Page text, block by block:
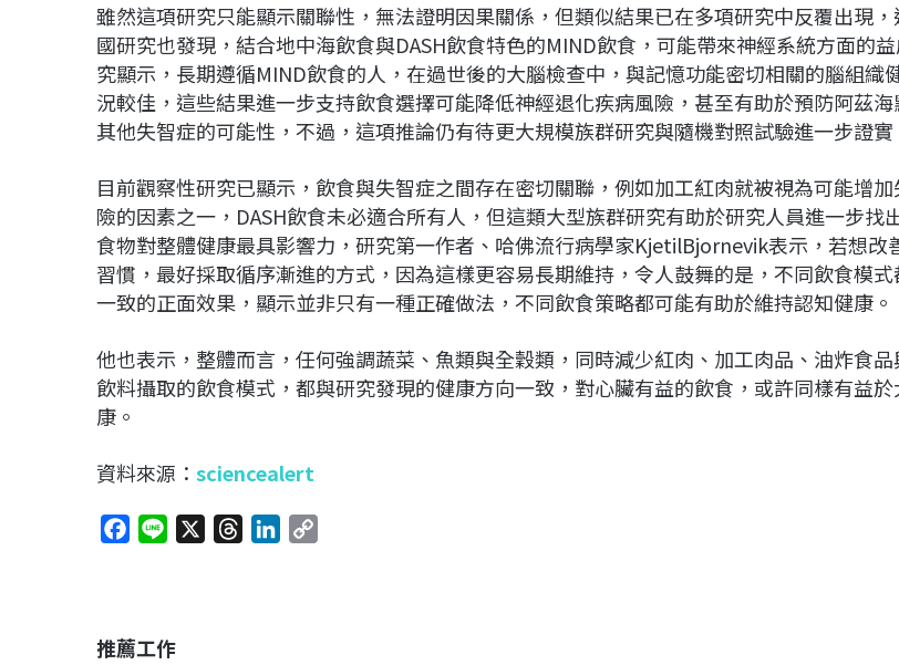
雖然這項研究只能顯示關聯性，無法證明因果關係，但類似結果已在多項研究中反覆出現，
國研究也發現，結合地中海飲食與DASH飲食特色的MIND飲食，可能帶來神經系統方面的
究顯示，長期遵循MIND飲食的人，在過世後的大腦檢查中，與記憶功能密切相關的腦組織
況較佳，這些結果進一步支持飲食選擇可能降低神經退化疾病風險，甚至有助於預防阿茲海
其他失智症的可能性，不過，這項推論仍有待更大規模族群研究與隨機對照試驗進一步證實
目前觀察性研究已顯示，飲食與失智症之間存在密切關聯，例如加工紅肉就被視為可能增加
險的因素之一，DASH飲食未必適合所有人，但這類大型族群研究有助於研究人員進一步找
食物對整體健康最具影響力，研究第一作者、哈佛流行病學家KjetilBjornevik表示，若想改
習慣，最好採取循序漸進的方式，因為這樣更容易長期維持，令人鼓舞的是，不同飲食模
一致的正面效果，顯示並非只有一種正確做法，不同飲食策略都可能有助於維持認知健康。
他也表示，整體而言，任何強調蔬菜、魚類與全穀類，同時減少紅肉、加工肉品、油炸食
飲料攝取的飲食模式，都與研究發現的健康方向一致，對心臟有益的飲食，或許同樣有益
康。
資料來源： sciencealert
b
推薦工作